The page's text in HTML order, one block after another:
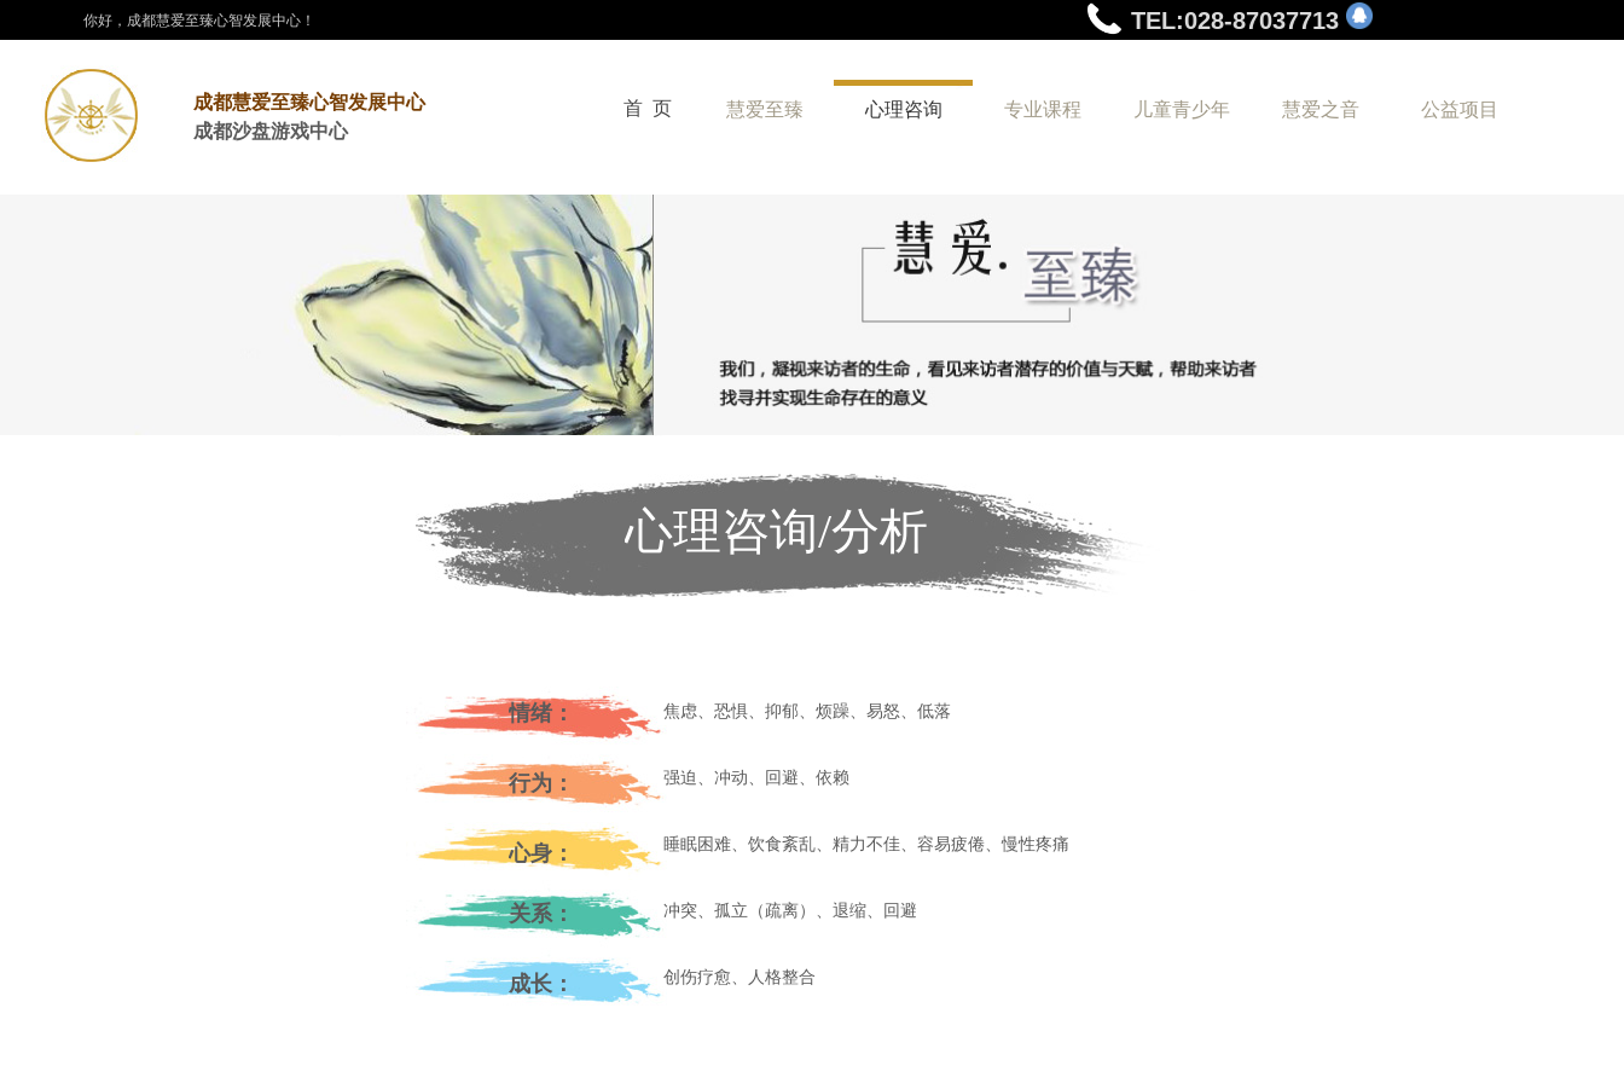
TEL:028-87037713
你好， 成都慧爱至臻心智发展中心 ！
首 页 慧爱至臻 心理咨询 专业课程 儿童青少年 慧爱之音 公益项目
成都慧爱至臻心智发展中心
成都沙盘游戏中心
心理咨询/分析
焦虑、恐惧、抑郁、烦躁、易怒、低落
强迫、冲动、回避、依赖
睡眠困难、饮食紊乱、精力不佳、容易疲倦、慢性疼痛
冲突、孤立（疏离）、退缩、回避
创伤疗愈、人格整合
情绪：
行为：
心身：
关系：
成长：